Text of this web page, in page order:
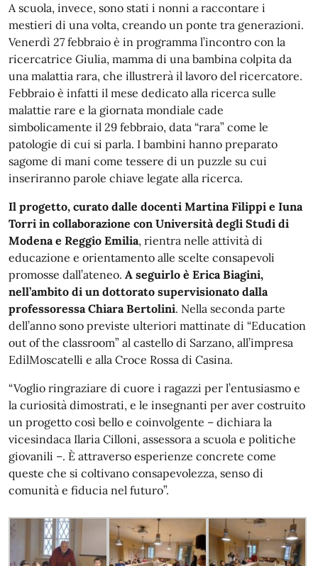
A scuola, invece, sono stati i nonni a raccontare i
mestieri di una volta, creando un ponte tra generazioni.
Venerdì 27 febbraio è in programma l’incontro con la
ricercatrice Giulia, mamma di una bambina colpita da
una malattia rara, che illustrerà il lavoro del ricercatore.
Febbraio è infatti il mese dedicato alla ricerca sulle
malattie rare e la giornata mondiale cade
simbolicamente il 29 febbraio, data “rara” come le
patologie di cui si parla. I bambini hanno preparato
sagome di mani come tessere di un puzzle su cui
inseriranno parole chiave legate alla ricerca.
Il progetto, curato dalle docenti Martina Filippi e Iuna
Torri in collaborazione con Università degli Studi di
Modena e Reggio Emilia, rientra nelle attività di
educazione e orientamento alle scelte consapevoli
promosse dall’ateneo. A seguirlo è Erica Biagini,
nell’ambito di un dottorato supervisionato dalla
professoressa Chiara Bertolini. Nella seconda parte
dell’anno sono previste ulteriori mattinate di “Education
out of the classroom” al castello di Sarzano, all’impresa
EdilMoscatelli e alla Croce Rossa di Casina.
“Voglio ringraziare di cuore i ragazzi per l’entusiasmo e
la curiosità dimostrati, e le insegnanti per aver costruito
un progetto così bello e coinvolgente – dichiara la
vicesindaca Ilaria Cilloni, assessora a scuola e politiche
giovanili –. È attraverso esperienze concrete come
queste che si coltivano consapevolezza, senso di
comunità e fiducia nel futuro”.